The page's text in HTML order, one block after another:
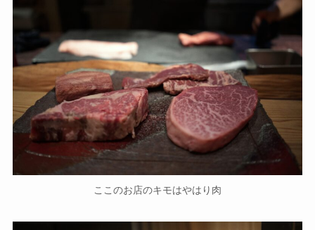
ここのお店のキモはやはり肉